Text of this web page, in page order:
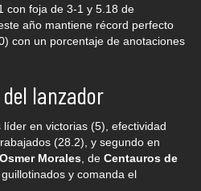
con foja de 3-1 y 5.18 de
año mantiene récord perfecto
con un porcentaje de anotaciones
lanzador
líder en victorias (5), efectividad
(28.2), y segundo en
Osmer Morales , de Centauros de
guillotinados y comanda el